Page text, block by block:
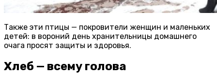
Также эти птицы — покровители женщин и маленьких
детей: в вороний день хранительницы домашнего
очага просят защиты и здоровья.
Хлеб — всему голова